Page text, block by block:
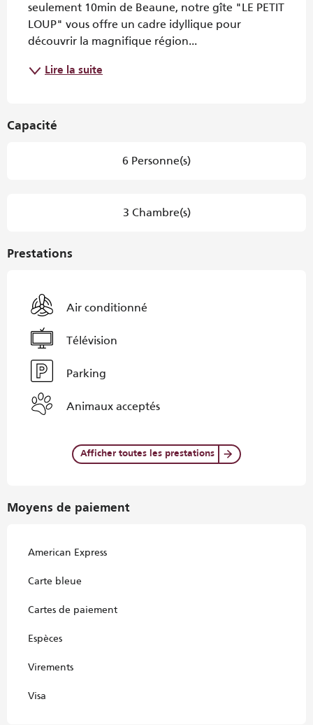
seulement 10min de Beaune, notre gîte "LE PETIT
LOUP" vous offre un cadre idyllique pour
découvrir la magnifique région...
Lire la suite
Capacité
6 Personne(s)
3 Chambre(s)
Prestations
Air conditionné
Télévision
Parking
Animaux acceptés
Afficher toutes les prestations
Moyens de paiement
American Express
Carte bleue
Cartes de paiement
Espèces
Virements
Visa